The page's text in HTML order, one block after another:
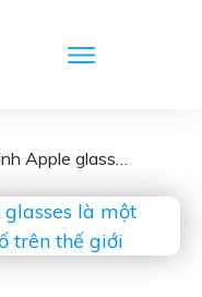
Mắt kính thông minh Apple glasses là một cuộc cách mạng công nghệ số trên thế giới